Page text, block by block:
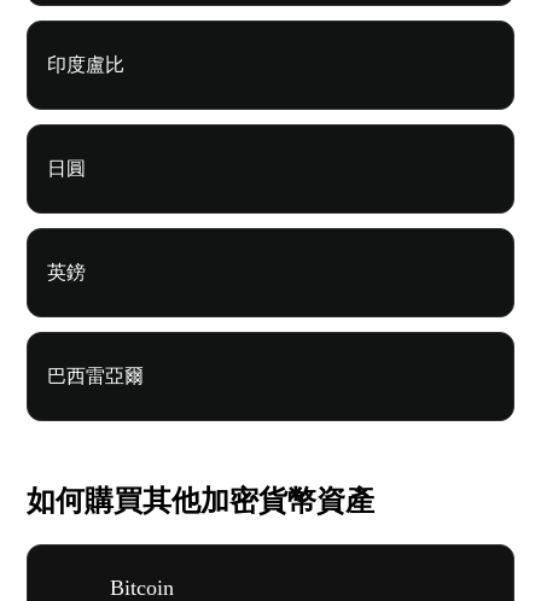
印度盧比
日圓
英鎊
巴西雷亞爾
如何購買其他加密貨幣資產
Bitcoin